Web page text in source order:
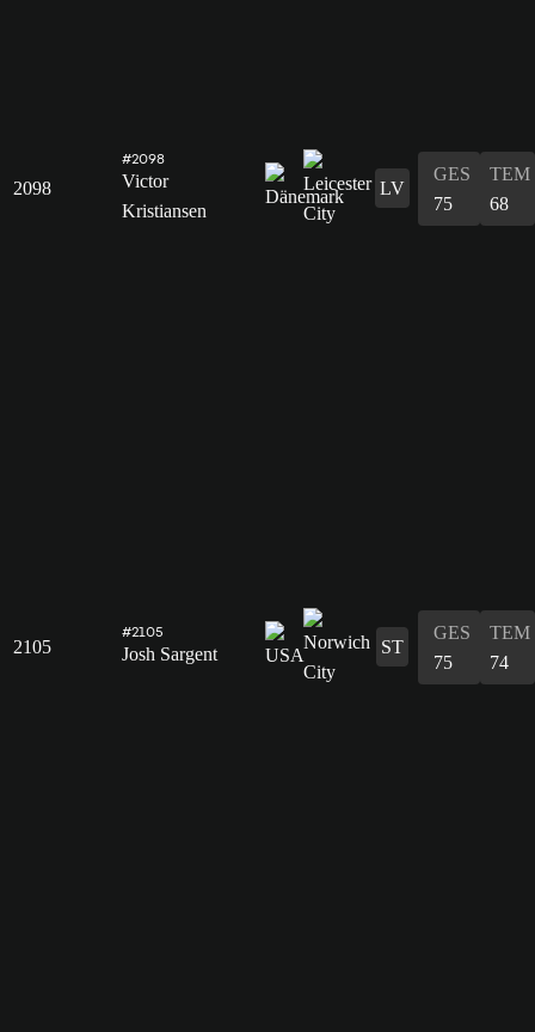
2098
#2098
Victor
Kristiansen
LV
GES
75
TEM
68
2105
#2105
Josh Sargent ST
GES
75
TEM
74